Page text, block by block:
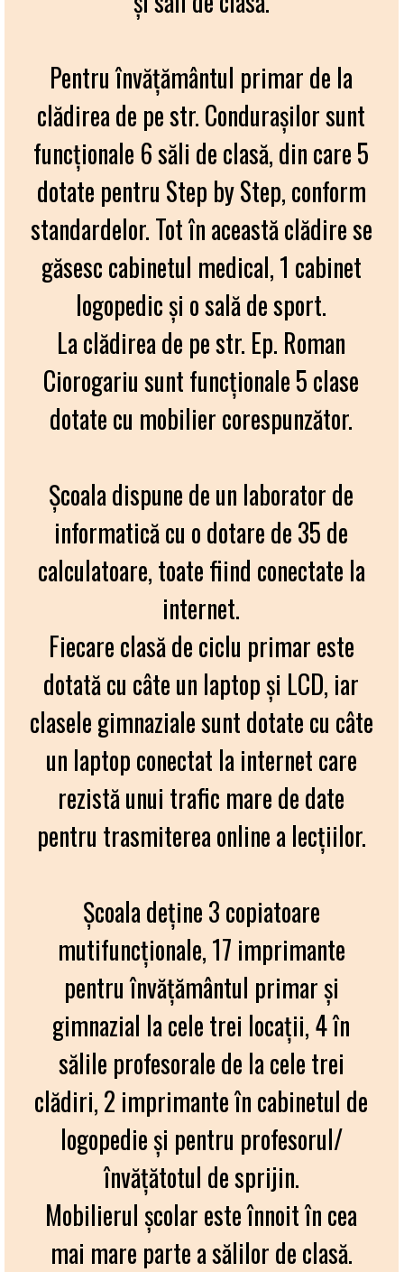
Pentru învăţământul primar de la
clădirea de pe str. Condurașilor sunt
funcționale 6 săli de clasă, din care 5
dotate pentru Step by Step, conform
standardelor. Tot în această clădire se
găsesc cabinetul medical, 1 cabinet
logopedic și o sală de sport.
La clădirea de pe str. Ep. Roman
Ciorogariu sunt funcționale 5 clase
dotate cu mobilier corespunzător.
Școala dispune de un laborator de
informatică cu o dotare de 35 de
calculatoare, toate fiind conectate la
internet.
Fiecare clasă de ciclu primar este
dotată cu câte un laptop și LCD, iar
clasele gimnaziale sunt dotate cu câte
un laptop conectat la internet care
rezistă unui trafic mare de date
pentru trasmiterea online a lecțiilor.
Şcoala deţine 3 copiatoare
mutifuncționale, 17 imprimante
pentru învăţământul primar și
gimnazial la cele trei locaţii, 4 în
sălile profesorale de la cele trei
clădiri, 2 imprimante în cabinetul de
logopedie și pentru profesorul/
învățătotul de sprijin.
Mobilierul şcolar este înnoit în cea
mai mare parte a sălilor de clasă.